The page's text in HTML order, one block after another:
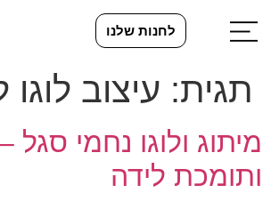
לחנות שלנו
תגית: עיצוב לוגו
מיתוג ולוגו נחמי סגל
ותומכת לידה